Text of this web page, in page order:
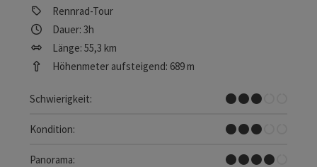
Rennrad-Tour
Dauer: 3h
Länge: 55,3 km
Höhenmeter aufsteigend: 689 m
Schwierigkeit:
Mittel
Kondition:
Mittel
Panorama:
Tolles Panorama